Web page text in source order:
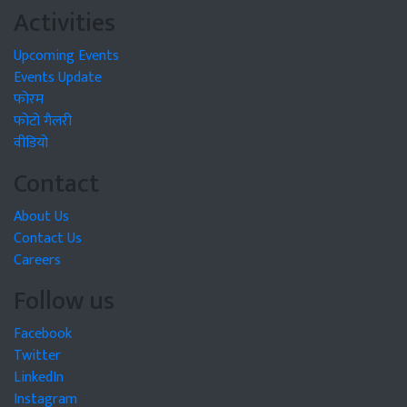
Activities
Upcoming Events
Events Update
फोरम
फोटो गैलरी
वीडियो
Contact
About Us
Contact Us
Careers
Follow us
Facebook
Twitter
LinkedIn
Instagram